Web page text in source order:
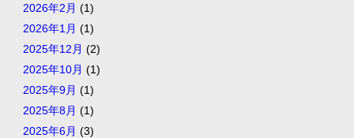
2026年2月 (1)
2026年1月 (1)
2025年12月 (2)
2025年10月 (1)
2025年9月 (1)
2025年8月 (1)
2025年6月 (3)